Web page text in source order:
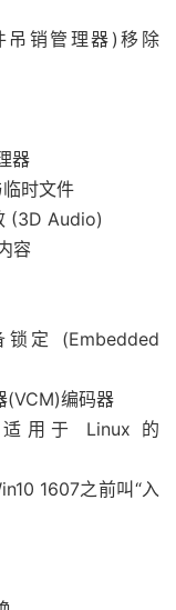
吊销管理器)移除
器
时文件
(3D Audio)
容
定 (Embedded
(VCM)编码器
用于 Linux 的
1607之前叫“入